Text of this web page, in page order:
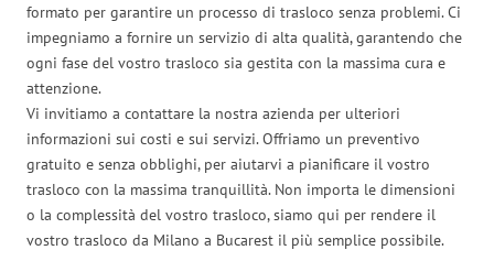
formato per garantire un processo di trasloco senza problemi. Ci
impegniamo a fornire un servizio di alta qualità, garantendo che
ogni fase del vostro trasloco sia gestita con la massima cura e
attenzione.
Vi invitiamo a contattare la nostra azienda per ulteriori
informazioni sui costi e sui servizi. Offriamo un preventivo
gratuito e senza obblighi, per aiutarvi a pianificare il vostro
trasloco con la massima tranquillità. Non importa le dimensioni
o la complessità del vostro trasloco, siamo qui per rendere il
vostro trasloco da Milano a Bucarest il più semplice possibile.